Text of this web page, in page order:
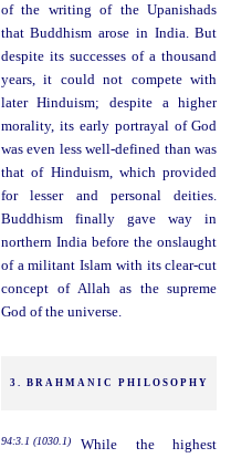
of the writing of the Upanishads
that Buddhism arose in India. But
despite its successes of a thousand
years, it could not compete with
later Hinduism; despite a higher
morality, its early portrayal of God
was even less well-defined than was
that of Hinduism, which provided
for lesser and personal deities.
Buddhism finally gave way in
northern India before the onslaught
of a militant Islam with its clear-cut
concept of Allah as the supreme
God of the universe.
3. BRAHMANIC PHILOSOPHY
94:3.1 (1030.1)
While the highest